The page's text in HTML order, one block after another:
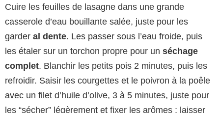
Cuire les feuilles de lasagne dans une grande
casserole d’eau bouillante salée, juste pour les
garder al dente. Les passer sous l’eau froide, puis
les étaler sur un torchon propre pour un séchage
complet. Blanchir les petits pois 2 minutes, puis les
refroidir. Saisir les courgettes et le poivron à la poêle
avec un filet d’huile d’olive, 3 à 5 minutes, juste pour
les “sécher” légèrement et fixer les arômes ; laisser